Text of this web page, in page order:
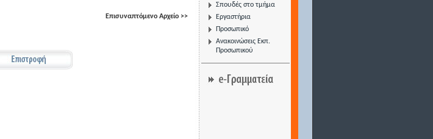
Επισυναπτόμενο Αρχείο >>
Σπουδές στο τμήμα
Εργαστήρια
Προσωπικό
Ανακοινώσεις Εκπ.
Προσωπικού